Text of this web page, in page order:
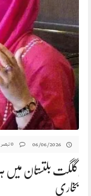
06/06/2026
گلگت بلتستان میں
ٰبخاری